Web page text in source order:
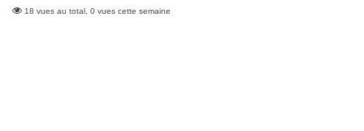
18 vues au total, 0 vues cette semaine